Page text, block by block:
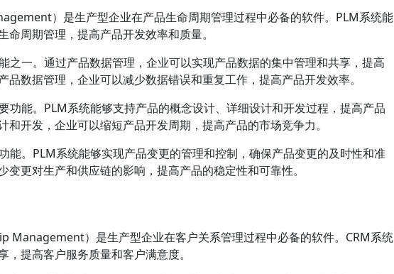
）是生产型企业在产品生命周期管理过程中必备的软件。PLM系统能
周期管理，提高产品开发效率和质量。
之一。通过产品数据管理，企业可以实现产品数据的集中管理和共享，提高
品数据管理，企业可以减少数据错误和重复工作，提高产品开发效率。
功能。PLM系统能够支持产品的概念设计、详细设计和开发过程，提高产品
开发，企业可以缩短产品开发周期，提高产品的市场竞争力。
能。PLM系统能够实现产品变更的管理和控制，确保产品变更的及时性和准
更对生产和供应链的影响，提高产品的稳定性和可靠性。
Management）是生产型企业在客户关系管理过程中必备的软件。CRM系统
提高客户服务质量和客户满意度。